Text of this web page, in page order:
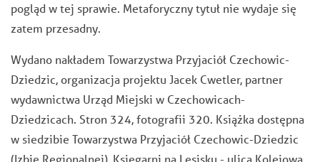
pogląd w tej sprawie. Metaforyczny tytuł nie wydaje się
zatem przesadny.
Wydano nakładem Towarzystwa Przyjaciół Czechowic-
Dziedzic, organizacja projektu Jacek Cwetler, partner
wydawnictwa Urząd Miejski w Czechowicach-
Dziedzicach. Stron 324, fotografii 320. Książka dostępna
w siedzibie Towarzystwa Przyjaciół Czechowic-Dziedzic
(Izbie Regionalnej), Księgarni na Lesisku - ulica Kolejowa